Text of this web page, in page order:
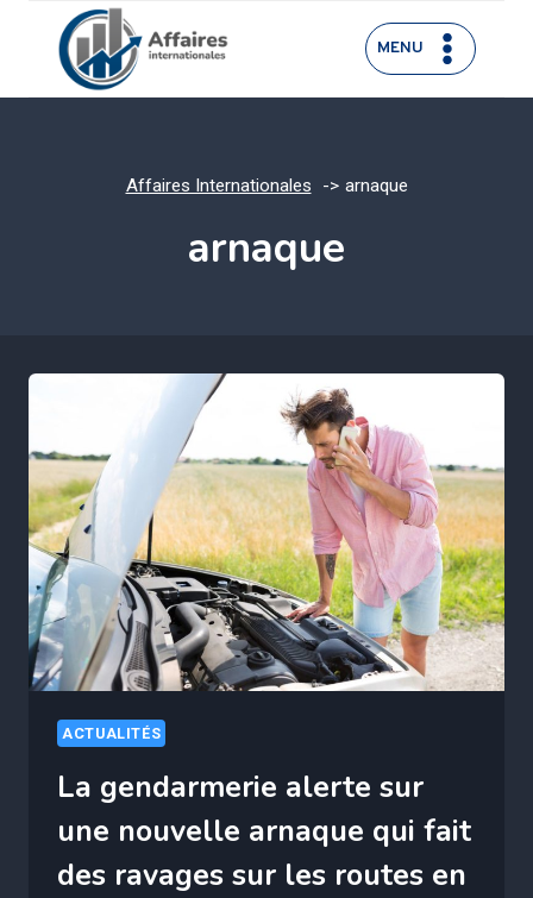
contenu
MENU
Affaires Internationales arnaque
arnaque
ACTUALITÉS
La gendarmerie alerte sur
une nouvelle arnaque qui fait
des ravages sur les routes en